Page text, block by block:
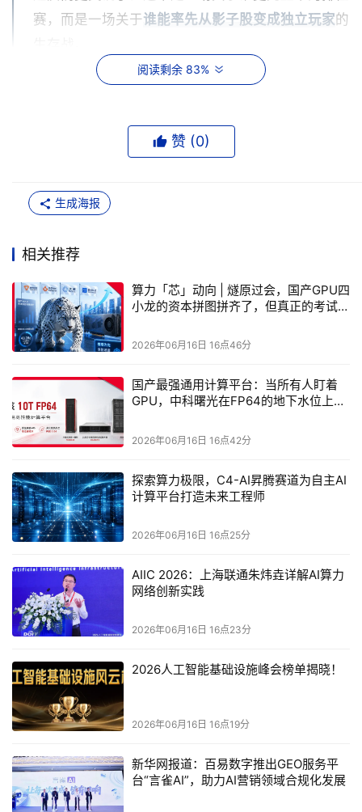
赛，而是一场关于谁能率先从影子股变成独立玩家的
燧原科技招股书里最扎眼的一个数字，是
东，持股约20%，更是其绝对意义上的衣食父母。
这种深度绑定在国产芯片赛道里堪称极端。横向对比，即便
是寒武纪，单一客户占比也远未达到这个量级。从商业逻辑
看，腾讯为燧原提供了其他同行梦寐以求的东西——
业务里跑通训练与推理，本身就是最强的技术背书。谷歌
TPU正是靠内部业务喂出来的。
69.48% 2025年前三季度产销率，近三成芯片未售出
阅读剩余 83%
赞 (0)
生成海报
相关推荐
算力「芯」动向 | 燧原过会，国产GPU四
小龙的资本拼图拼齐了，但真正的考试才
2026年06月16日 16点46分
国产最强通用计算平台：当所有人盯着
GPU，中科曙光在FP64的地下水位上凿
2026年06月16日 16点42分
探索算力极限，C4-AI昇腾赛道为自主AI
计算平台打造未来工程师
2026年06月16日 16点25分
AIIC 2026：上海联通朱炜垚详解AI算力
网络创新实践
2026年06月16日 16点23分
2026人工智能基础设施峰会榜单揭晓！
2026年06月16日 16点19分
新华网报道：百易数字推出GEO服务平
台“言雀AI”，助力AI营销领域合规化发展